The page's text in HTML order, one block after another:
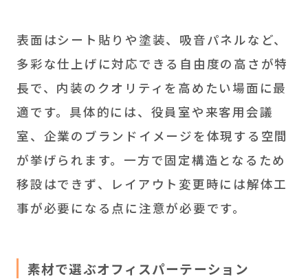
表面はシート貼りや塗装、吸音パネルなど、
多彩な仕上げに対応できる自由度の高さが特
長で、内装のクオリティを高めたい場面に最
適です。具体的には、役員室や来客用会議
室、企業のブランドイメージを体現する空間
が挙げられます。一方で固定構造となるため
移設はできず、レイアウト変更時には解体工
事が必要になる点に注意が必要です。
素材で選ぶオフィスパーテーション